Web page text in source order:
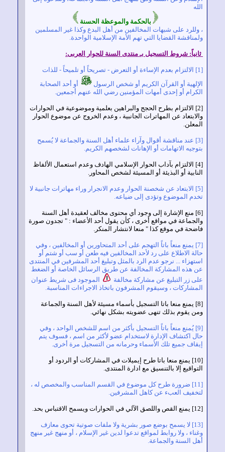
بالحكمة والموعظة الحسنة
على شبهات المخالفين من أهل البدع وكذا غير المسلمين
القضايا التي تهم الأمة الإسلامية الواحدة.
شروط التسجيل بـمنتدى السنة للحوار العربى:
[1] الالتزام بعدم الإساءة أو التعرض - تصريحاً أو تلميحاً - للذات
أو القرآن الكريم أو شخص الرسول
أو أحد الصحابة
أو إحدى أمهات المؤمنين رضي الله عنهم أجمعين.
[2] الالتزام بطرح الحجج والبراهين بعلمية وموضوعية في الحوارات
عن المهاترات الجانبية ، وعدم الخروج عن موضوع الحوار
[3] عند مناقشة أقوال وآراء علماء أهل السنة والجماعة لا يُسمح
الاتهامات أو الإهانات لشخصهم الكريم.
[4] الالتزام بآداب الحوار الإسلامي الهادف وعدم استعمال الألفاظ
أو البذيئة أو المسيئة لشخص المحاور.
[5] الابتعاد عن شخصنة الحوار وعدم الانجرار وراء مهاترات جانبية لا
الموضوع وتؤدى إلى ضياعه.
[6] منع الإشارة إلى وجود أي محتوى مخالف لعقيدة أهل السنة
في مواقع أخرى ، كأن يقول أحد الأعضاء : " تجدون صورة
في موقع كذا " منعا لانتشار المنكر.
[7] يمنع منعاً باتاً التهجم على أحد المتحاورين أو المخالفين ، وفي
الاطلاع على رد لأحد المخالفين فيه طعن أو سب أو شتم أو
... نرجو عدم الرد بالمثل وتبليغ أحد المشرفين في المنتدى
هذه المشاركة المخالفة عن طريق الرسائل الخاصة أو الضغط
زر التبليغ عن مشاركة مخالفة
الموجود فى شريط عنوان
، وسيقوم المشرفون باتخاذ الاجراءات المناسبة.
[8] يمنع منعا باتا التسجيل بأسماء مسيئة لأهل السنة والجماعة
يقوم بذلك تنهى عضويته بشكل نهائي.
[9] يُمنع منعاً باتاً التسجيل بأكثر من اسم للشخص الواحد ، وفي
اكتشاف الإدارة لاستخدام عضو لأكثر من اسم ، فسوف يتم
جميع تلك الأسماء وحرمانه من التسجيل مرة أخرى.
[10] يمنع منعا باتا طرح إيميلات في المشاركات أو الردود أو
إلا بالتنسيق مع ادارة المنتدى.
[11] ضرورة طرح كل موضوع في القسم المناسب والمخصص له ،
العبء عن كاهل المشرفين.
[13] لا يسمح بوضع صور بشرية ولا ملفات صوتية تحوى معازف
، ولا روابط لمواقع تدعوا لدين غير الإسلام ، أو منهج غير منهج
السنة والجماعة.